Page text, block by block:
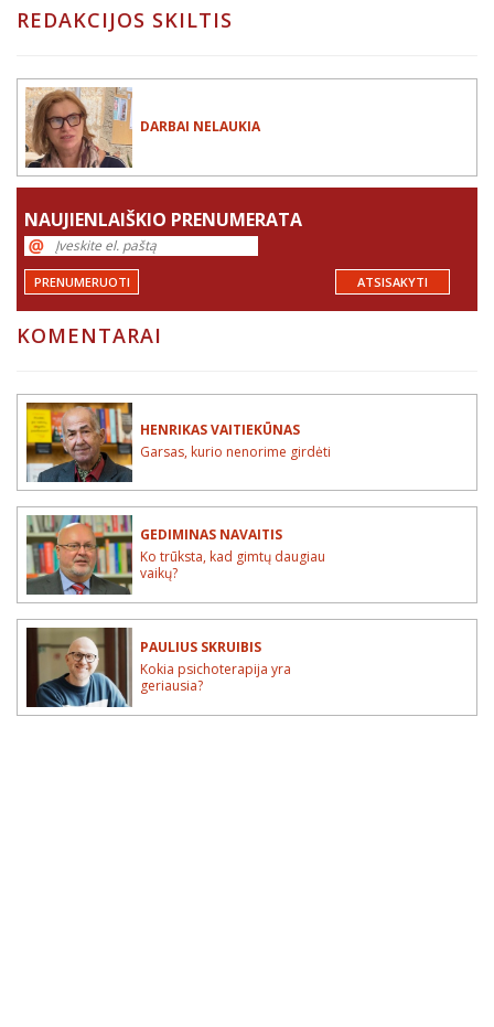
REDAKCIJOS SKILTIS
DARBAI NELAUKIA
NAUJIENLAIŠKIO PRENUMERATA
PRENUMERUOTI ATSISAKYTI
KOMENTARAI
HENRIKAS VAITIEKŪNAS
Garsas, kurio nenorime girdėti
GEDIMINAS NAVAITIS
Ko trūksta, kad gimtų daugiau
vaikų?
PAULIUS SKRUIBIS
Kokia psichoterapija yra
geriausia?